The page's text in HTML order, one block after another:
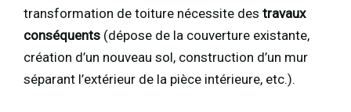
transformation de toiture nécessite des travaux
conséquents (dépose de la couverture existante,
création d’un nouveau sol, construction d’un mur
séparant l’extérieur de la pièce intérieure, etc.).